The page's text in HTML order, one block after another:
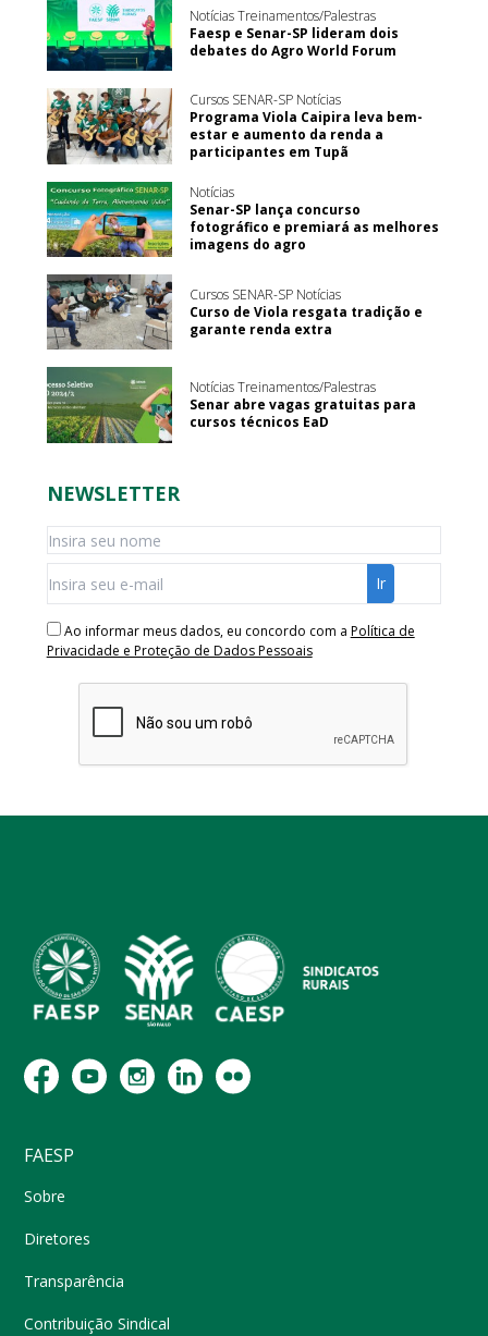
Notícias Treinamentos/Palestras
Faesp e Senar-SP lideram dois
debates do Agro World Forum
Cursos SENAR-SP Notícias
Programa Viola Caipira leva bem-
estar e aumento da renda a
participantes em Tupã
Notícias
Senar-SP lança concurso
fotográfico e premiará as melhores
imagens do agro
Cursos SENAR-SP Notícias
Curso de Viola resgata tradição e
garante renda extra
Notícias Treinamentos/Palestras
Senar abre vagas gratuitas para
cursos técnicos EaD
NEWSLETTER
Ao informar meus dados, eu concordo com a Política de
Privacidade e Proteção de Dados Pessoais
FAESP
Sobre
Diretores
Transparência
Contribuição Sindical